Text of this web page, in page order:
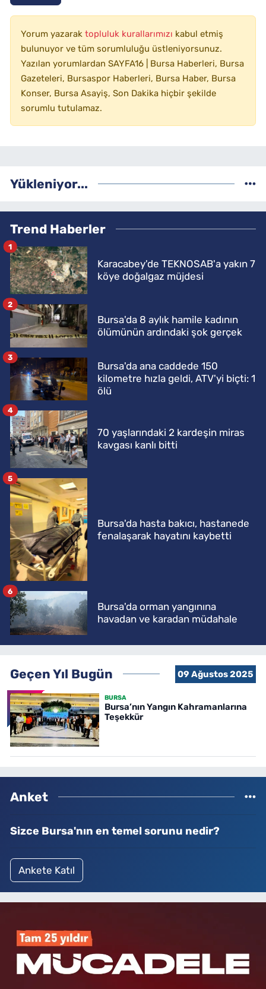
Yorum yazarak topluluk kurallarımızı kabul etmiş
bulunuyor ve tüm sorumluluğu üstleniyorsunuz.
Yazılan yorumlardan SAYFA16 | Bursa Haberleri, Bursa
Gazeteleri, Bursaspor Haberleri, Bursa Haber, Bursa
Konser, Bursa Asayiş, Son Dakika hiçbir şekilde
sorumlu tutulamaz.
Yükleniyor...
Trend Haberler
Karacabey'de TEKNOSAB'a yakın 7
köye doğalgaz müjdesi
1
Bursa'da 8 aylık hamile kadının
ölümünün ardındaki şok gerçek
2
Bursa'da ana caddede 150
kilometre hızla geldi, ATV'yi biçti: 1
ölü
3
70 yaşlarındaki 2 kardeşin miras
kavgası kanlı bitti
4
Bursa'da hasta bakıcı, hastanede
fenalaşarak hayatını kaybetti
5
Bursa'da orman yangınına
havadan ve karadan müdahale
6
Geçen Yıl Bugün 09 Ağustos 2025
BURSA
Bursa’nın Yangın Kahramanlarına
Teşekkür
Anket
Sizce Bursa'nın en temel sorunu nedir?
Ankete Katıl